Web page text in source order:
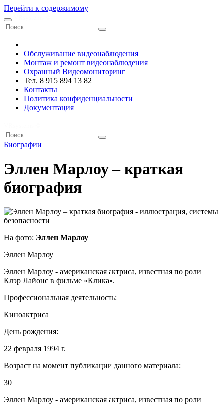
Перейти к содержимому
Обслуживание видеонаблюдения
Монтаж и ремонт видеонаблюдения
Охранный Видеомониторинг
Тел. 8 915 894 13 82
Контакты
Политика конфиденциальности
Документация
Биографии
Эллен Марлоу – краткая
биография
На фото: Эллен Марлоу
Эллен Марлоу
Эллен Марлоу - американская актриса, известная по роли
Клэр Лайонс в фильме «Клика».
Профессиональная деятельность:
Киноактриса
День рождения:
22 февраля 1994 г.
Возраст на момент публикации данного материала:
30
Эллен Марлоу - американская актриса, известная по роли